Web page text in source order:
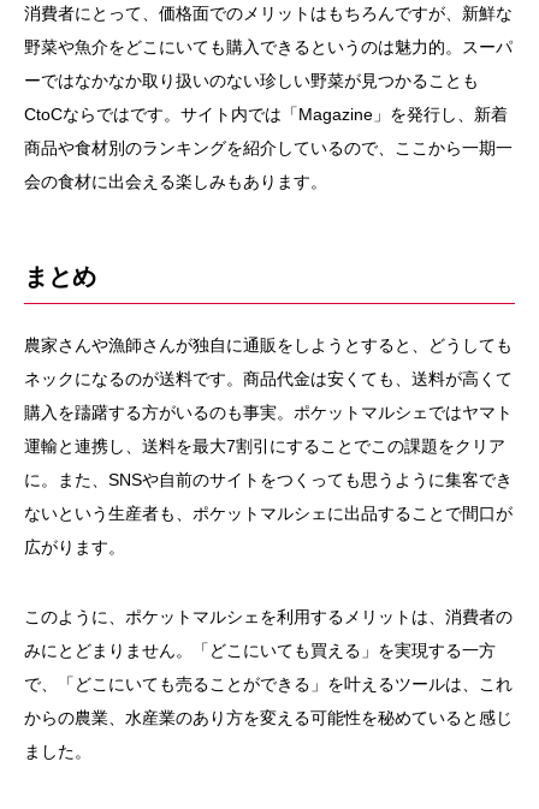
消費者にとって、価格面でのメリットはもちろんですが、新鮮な
野菜や魚介をどこにいても購入できるというのは魅力的。スーパ
ーではなかなか取り扱いのない珍しい野菜が見つかることも
CtoCならではです。サイト内では「Magazine」を発行し、新着
商品や食材別のランキングを紹介しているので、ここから一期一
会の食材に出会える楽しみもあります。
まとめ
農家さんや漁師さんが独自に通販をしようとすると、どうしても
ネックになるのが送料です。商品代金は安くても、送料が高くて
購入を躊躇する方がいるのも事実。ポケットマルシェではヤマト
運輸と連携し、送料を最大7割引にすることでこの課題をクリア
に。また、SNSや自前のサイトをつくっても思うように集客でき
ないという生産者も、ポケットマルシェに出品することで間口が
広がります。
このように、ポケットマルシェを利用するメリットは、消費者の
みにとどまりません。「どこにいても買える」を実現する一方
で、「どこにいても売ることができる」を叶えるツールは、これ
からの農業、水産業のあり方を変える可能性を秘めていると感じ
ました。